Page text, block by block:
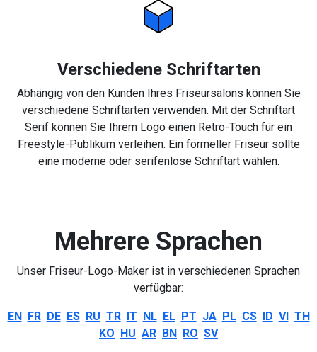
Verschiedene Schriftarten
Abhängig von den Kunden Ihres Friseursalons können Sie
verschiedene Schriftarten verwenden. Mit der Schriftart
Serif können Sie Ihrem Logo einen Retro-Touch für ein
Freestyle-Publikum verleihen. Ein formeller Friseur sollte
eine moderne oder serifenlose Schriftart wählen.
Mehrere Sprachen
Unser Friseur-Logo-Maker ist in verschiedenen Sprachen
verfügbar:
EN FR DE ES RU TR IT NL EL PT JA PL CS ID VI TH
KO HU AR BN RO SV